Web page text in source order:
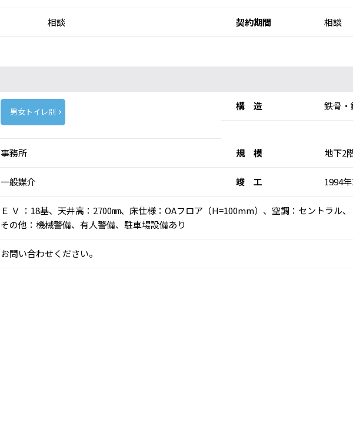
相談 契約期間 相談
男女トイレ別 構 造 鉄骨
事務所 規 模 地下2
一般媒介 竣 工 1994
Ｅ Ｖ ：18基、天井高：2700㎜、床仕様：OAフロア（H=100mm）、空調：セントラ
その他：機械警備、有人警備、駐車場設備あり
お問い合わせください。